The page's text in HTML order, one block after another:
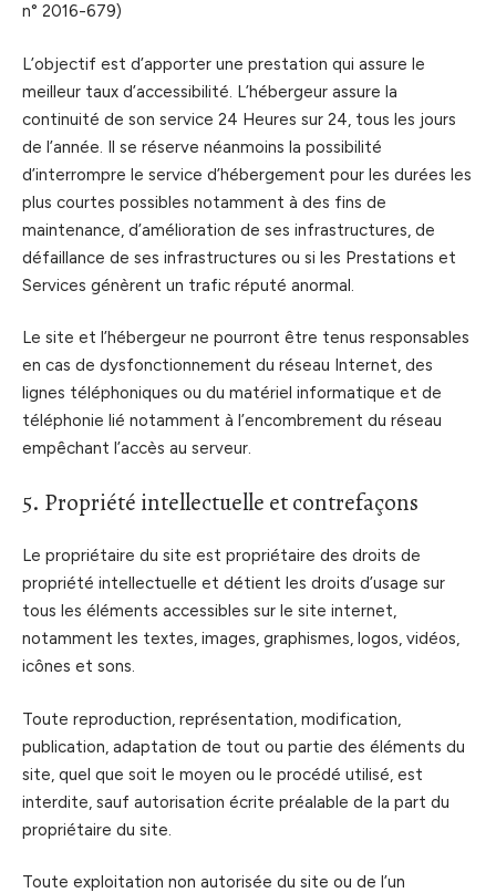
n° 2016-679)
L’objectif est d’apporter une prestation qui assure le
meilleur taux d’accessibilité. L’hébergeur assure la
continuité de son service 24 Heures sur 24, tous les jours
de l’année. Il se réserve néanmoins la possibilité
d’interrompre le service d’hébergement pour les durées les
plus courtes possibles notamment à des fins de
maintenance, d’amélioration de ses infrastructures, de
défaillance de ses infrastructures ou si les Prestations et
Services génèrent un trafic réputé anormal.
Le site et l’hébergeur ne pourront être tenus responsables
en cas de dysfonctionnement du réseau Internet, des
lignes téléphoniques ou du matériel informatique et de
téléphonie lié notamment à l’encombrement du réseau
empêchant l’accès au serveur.
5. Propriété intellectuelle et contrefaçons
Le propriétaire du site est propriétaire des droits de
propriété intellectuelle et détient les droits d’usage sur
tous les éléments accessibles sur le site internet,
notamment les textes, images, graphismes, logos, vidéos,
icônes et sons.
Toute reproduction, représentation, modification,
publication, adaptation de tout ou partie des éléments du
site, quel que soit le moyen ou le procédé utilisé, est
interdite, sauf autorisation écrite préalable de la part du
propriétaire du site.
Toute exploitation non autorisée du site ou de l’un